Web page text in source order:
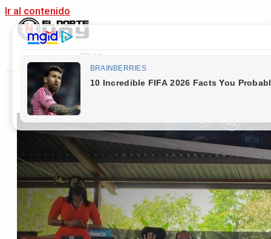
Ir al contenido
Main Menu